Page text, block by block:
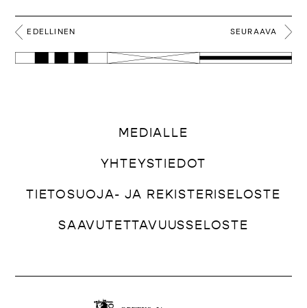
EDELLINEN SEURAAVA
MEDIALLE
YHTEYSTIEDOT
TIETOSUOJA- JA REKISTERISELOSTE
SAAVUTETTAVUUSSELOSTE